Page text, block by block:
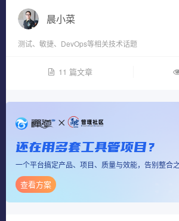
晨小菜
测试、敏捷、DevOps等相关技术话题
11 篇文章
还在用多套工具管项目？
一个平台搞定产品、项目、质量与效能，告别整合
查看方案